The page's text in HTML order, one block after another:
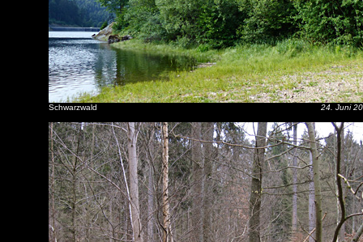
Schwarzwald 24. Juni